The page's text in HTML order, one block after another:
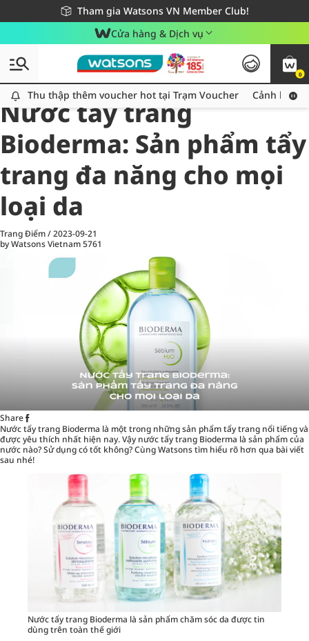
Tham gia Watsons VN Member Club!
Miễn phí giao hàng cho đơn hàng từ 249,000Đ
Giao hàng nhanh 24h - Áp dụng khu vực TP. Hồ Chí Minh
Cửa hàng & Dịch vụ
0
Thu thập thêm voucher hot tại Trạm Voucher
Thu thập thêm voucher hot tại Trạm Voucher Cảnh báo
All
Chăm Sóc Cá Nhân
Nước tẩy trang
Bioderma: Sản phẩm tẩy
trang đa năng cho mọi
loại da
Trang Điểm/2023-09-21
by Watsons Vietnam5761
Share
Nước tẩy trang Bioderma là một trong những sản phẩm tẩy trang nổi tiếng và
được yêu thích nhất hiện nay. Vậy nước tẩy trang Bioderma là sản phẩm của
nước nào? Sử dụng có tốt không? CùngWatsonstìm hiểu rõ hơn qua bài viết
sau nhé!
Nước tẩy trang Bioderma là sản phẩm chăm sóc da được tin
dùng trên toàn thế giới